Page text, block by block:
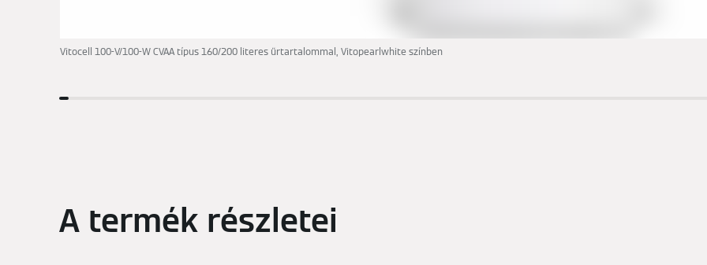
Vitocell 100-V/100-W CVAA típus 160/200 literes űrtartalommal, Vitopearlwhite színben
A termék részletei